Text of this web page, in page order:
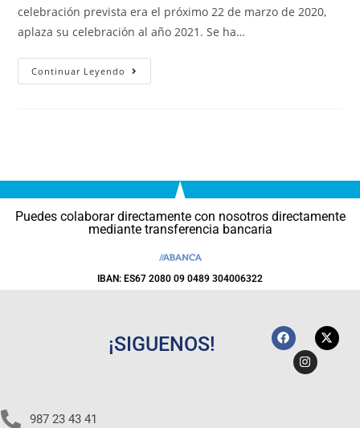
celebración prevista era el próximo 22 de marzo de 2020,
aplaza su celebración al año 2021. Se ha…
Continuar Leyendo
Puedes colaborar directamente con nosotros directamente
mediante transferencia bancaria
IBAN: ES67 2080 09 0489 304006322
¡SIGUENOS!
987 23 43 41